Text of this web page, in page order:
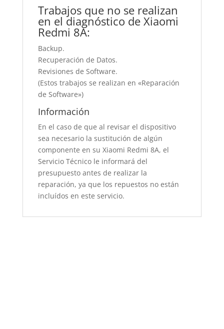
Trabajos que no se realizan
en el diagnóstico de Xiaomi
Redmi 8A:
Backup.
Recuperación de Datos.
Revisiones de Software.
(Estos trabajos se realizan en «Reparación
de Software»)
Información
En el caso de que al revisar el dispositivo
sea necesario la sustitución de algún
componente en su Xiaomi Redmi 8A, el
Servicio Técnico le informará del
presupuesto antes de realizar la
reparación, ya que los repuestos no están
incluídos en este servicio.